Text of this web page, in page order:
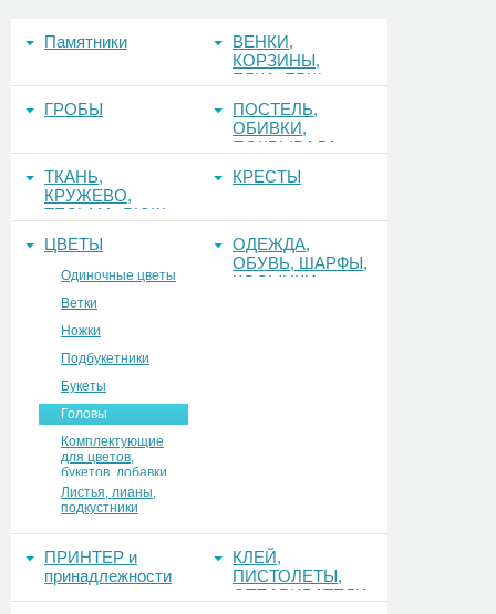
Памятники
ВЕНКИ,
КОРЗИНЫ,
ЕЛКА, ЕРШ,
ГРОБЫ
ПОСТЕЛЬ,
ОБИВКИ,
ПОКРЫВАЛА
ТКАНЬ,
КРУЖЕВО,
ТЕСЬМА, РЮШ
КРЕСТЫ
ЦВЕТЫ
Одиночные цветы
Ветки
Ножки
Подбукетники
Букеты
Головы
Комплектующие
для цветов,
букетов, добавки
Листья, лианы,
подкустники
ОДЕЖДА,
ОБУВЬ, ШАРФЫ,
КОСЫНКИ
ПРИНТЕР и
принадлежности
КЛЕЙ,
ПИСТОЛЕТЫ,
ОТПАРИВАТЕЛИ